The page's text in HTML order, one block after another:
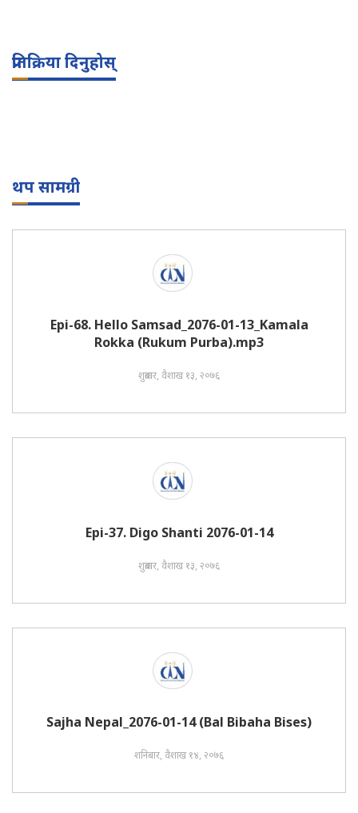
प्रतिक्रिया दिनुहोस्
थप सामग्री
Epi-68. Hello Samsad_2076-01-13_Kamala
Rokka (Rukum Purba).mp3
शुक्रबार, वैशाख १३, २०७६
Epi-37. Digo Shanti 2076-01-14
शुक्रबार, वैशाख १३, २०७६
Sajha Nepal_2076-01-14 (Bal Bibaha Bises)
शनिबार, वैशाख १४, २०७६